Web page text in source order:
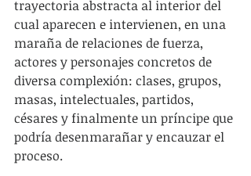
trayectoria abstracta al interior del
cual aparecen e intervienen, en una
maraña de relaciones de fuerza,
actores y personajes concretos de
diversa complexión: clases, grupos,
masas, intelectuales, partidos,
césares y finalmente un príncipe que
podría desenmarañar y encauzar el
proceso.